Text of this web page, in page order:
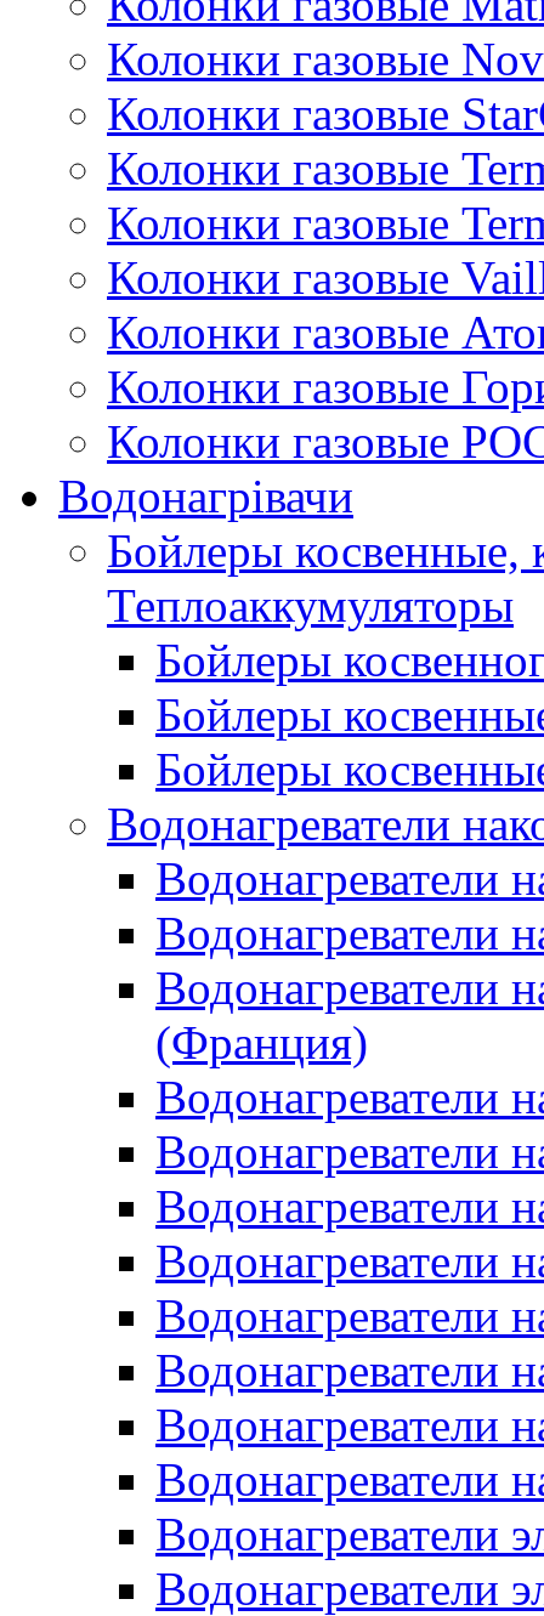
Колонки газовые
Колонки газовые
Колонки газовые
Колонки газовые
Колонки газовые
Колонки газовые
Колонки газовые
Колонки газовые
Водонагрівачи
Бойлеры косвенные,
Теплоаккумуляторы
Бойлеры
Бойлеры
Бойлеры
Водонагреватели
Водонагреватели
Водонагреватели
Водонагреватели
(Франция)
Водонагреватели
Водонагреватели
Водонагреватели
Водонагреватели
Водонагреватели
Водонагреватели
Водонагреватели
Водонагреватели
Водонагреватели
Водонагреватели